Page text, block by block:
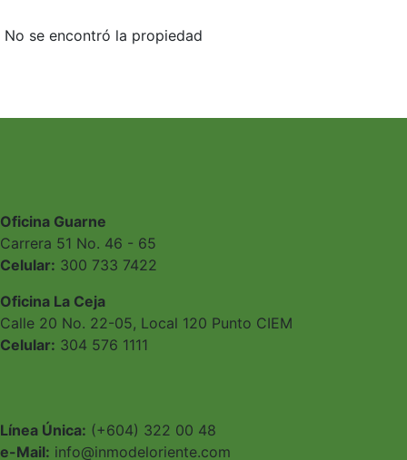
No se encontró la propiedad
Oficina Guarne
Carrera 51 No. 46 - 65
Celular: 300 733 7422
Oficina La Ceja
Calle 20 No. 22-05, Local 120 Punto CIEM
Celular: 304 576 1111
Línea Única: (+604) 322 00 48
e-Mail: info@inmodeloriente.com